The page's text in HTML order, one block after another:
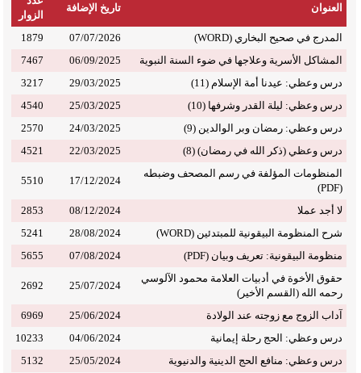
العنوان تاريخ الإضافة
الزوار
المدرج في صحيح البخاري (WORD)
07/07/2026
1879
المشاكل الأسرية وعلاجها في ضوء السنة النبوية
06/09/2025
7467
درس وعظي: عيدنا أمة الإسلام (11)
29/03/2025
3217
درس وعظي: ليلة القدر وشرفها (10)
25/03/2025
4540
درس وعظي: رمضان وبر الوالدين (9)
24/03/2025
2570
درس وعظي (ذكر الله في رمضان) (8)
22/03/2025
4521
المنظومات المؤلفة في رسم المصحف وضبطه
(PDF)
17/12/2024
5510
لا أجد عملا 08/12/2024
2853
شرح المنظومة البيقونية للمبتدئين (WORD)
28/08/2024
5241
منظومة البيقونية: تعريف وبيان (PDF)
07/08/2024
5655
حقوق الأخوة في أدبيات العلامة محمود الآلوسي
رحمه الله (القسم الأخير)
25/07/2024
2692
آداب الزوج مع زوجته عند الولادة 25/06/2024
6969
درس وعظي: الحج رحلة إيمانية
04/06/2024
10233
درس وعظي: منافع الحج الدينية والدنيوية
25/05/2024
5132